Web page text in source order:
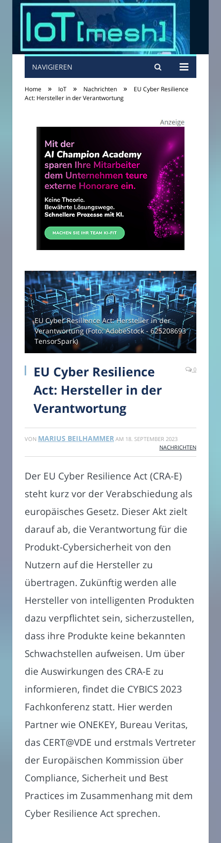
NAVIGIEREN
Home » IoT » Nachrichten »
EU Cyber Resilience
Act: Hersteller in der Verantwortung
EU Cyber Resilience Act: Hersteller in der
Verantwortung (Foto: AdobeStock - 625208693
TensorSpark)
EU Cyber Resilience
Act: Hersteller in der
Verantwortung
0
VON MARIUS BEILHAMMER AM 18. SEPTEMBER 2023
NACHRICHTEN
Der EU Cyber Resilience Act (CRA-E)
steht kurz vor der Verabschiedung als
europäisches Gesetz. Dieser Akt zielt
darauf ab, die Verantwortung für die
Produkt-Cybersicherheit von den
Nutzern auf die Hersteller zu
übertragen. Zukünftig werden alle
Hersteller von intelligenten Produkten
dazu verpflichtet sein, sicherzustellen,
dass ihre Produkte keine bekannten
Schwachstellen aufweisen. Um über
die Auswirkungen des CRA-E zu
informieren, findet die CYBICS 2023
Fachkonferenz statt. Hier werden
Partner wie ONEKEY, Bureau Veritas,
das CERT@VDE und erstmals Vertreter
der Europäischen Kommission über
Compliance, Sicherheit und Best
Practices im Zusammenhang mit dem
Cyber Resilience Act sprechen.